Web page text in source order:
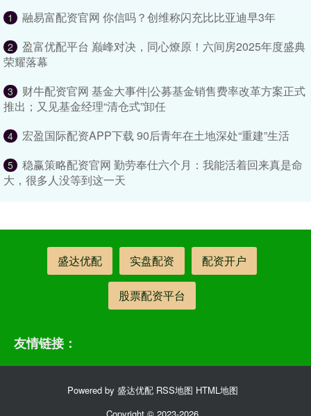
1 融易富配资官网 你信吗？创维称闪充比比亚迪早3年
2
盈富优配平台 巅峰对决，同心燎原！六间房2025年度盛典
荣耀落幕
3
财牛配资官网 基金大事件|公募基金销售费率改革方案正式
推出；又见基金经理“清仓式”卸任
4 宏盈国际配资APP下载 90后青年在土地深处“重建”生活
5
稳赢策略配资官网 勤劳奉仕六个月：我能活着回来真是命
大，很多人没等到这一天
盛达优配 实盘配资 配资开户
股票配资平台
友情链接：
Powered by 盛达优配 RSS地图 HTML地图